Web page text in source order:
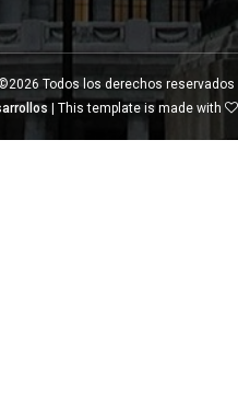
2026 Todos los derechos reservados |
| This template is made with